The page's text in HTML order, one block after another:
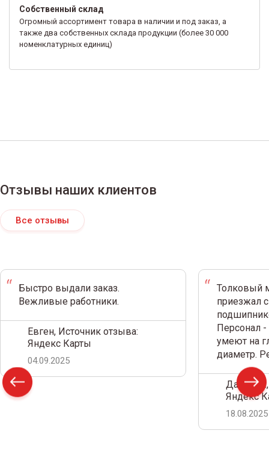
Собственный склад
Огромный ассортимент товара в наличии и под заказ, а
также два собственных склада продукции (более 30 000
номенклатурных единиц)
Отзывы наших клиентов
Все отзывы
Быстро выдали заказ.
Вежливые работники.
Евген, Источник отзыва:
Яндекс Карты
04.09.2025
Толковый
приезжал
Персонал
умеют на
диаметр.
Дамир
Яндекс
18.08.2025